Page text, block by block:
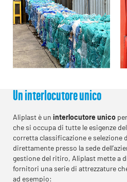
Un interlocutore unico
Aliplast è un interlocutore unico
che si occupa di tutte le esigenze
corretta classificazione e selezione
direttamente presso la sede
gestione del ritiro, Aliplast mette a
fornitori una serie di attrezzature
ad esempio: